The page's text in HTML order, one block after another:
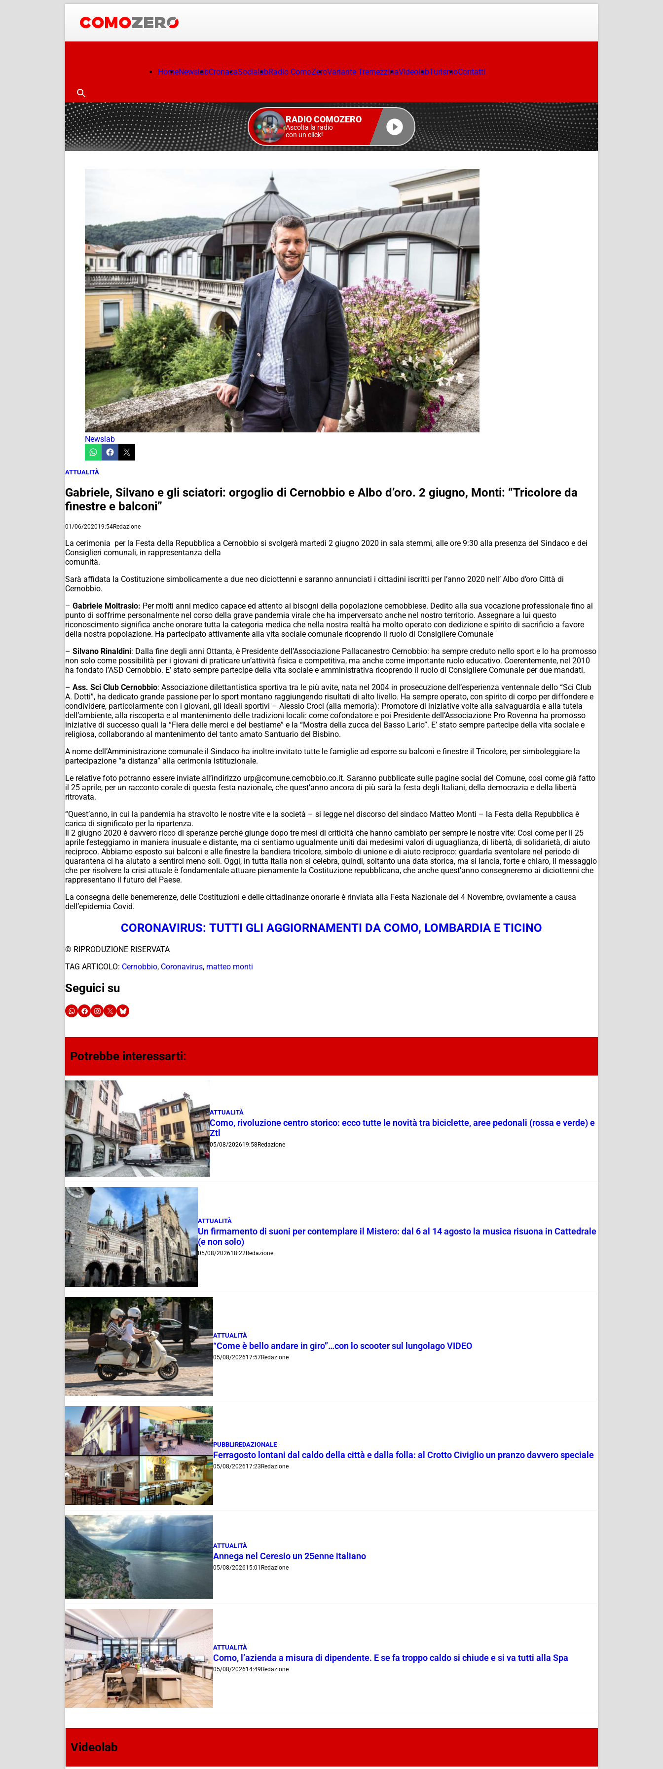
HomeNewslabCronacaSocialabRadio ComoZeroVariante TremezzinaVideolabTurismoContatti
RADIO COMOZERO
Ascolta la radio
con un click!
Newslab
ATTUALITÀ
Gabriele, Silvano e gli sciatori: orgoglio di Cernobbio e Albo d’oro. 2 giugno, Monti: “Tricolore da
finestre e balconi”
01/06/202019:54Redazione
La cerimonia per la Festa della Repubblica a Cernobbio si svolgerà martedì 2 giugno 2020 in sala stemmi, alle ore 9:30 alla presenza del Sindaco e dei
Consiglieri comunali, in rappresentanza della
comunità.
Sarà affidata la Costituzione simbolicamente a due neo diciottenni e saranno annunciati i cittadini iscritti per l’anno 2020 nell’ Albo d’oro Città di
Cernobbio.
– Gabriele Moltrasio: Per molti anni medico capace ed attento ai bisogni della popolazione cernobbiese. Dedito alla sua vocazione professionale fino al
punto di soffrirne personalmente nel corso della grave pandemia virale che ha imperversato anche nel nostro territorio. Assegnare a lui questo
riconoscimento significa anche onorare tutta la categoria medica che nella nostra realtà ha molto operato con dedizione e spirito di sacrificio a favore
della nostra popolazione. Ha partecipato attivamente alla vita sociale comunale ricoprendo il ruolo di Consigliere Comunale
– Silvano Rinaldini: Dalla fine degli anni Ottanta, è Presidente dell’Associazione Pallacanestro Cernobbio: ha sempre creduto nello sport e lo ha promosso
non solo come possibilità per i giovani di praticare un’attività fisica e competitiva, ma anche come importante ruolo educativo. Coerentemente, nel 2010
ha fondato l’ASD Cernobbio. E’ stato sempre partecipe della vita sociale e amministrativa ricoprendo il ruolo di Consigliere Comunale per due mandati.
– Ass. Sci Club Cernobbio: Associazione dilettantistica sportiva tra le più avite, nata nel 2004 in prosecuzione dell’esperienza ventennale dello “Sci Club
A. Dotti”, ha dedicato grande passione per lo sport montano raggiungendo risultati di alto livello. Ha sempre operato, con spirito di corpo per diffondere e
condividere, particolarmente con i giovani, gli ideali sportivi – Alessio Croci (alla memoria): Promotore di iniziative volte alla salvaguardia e alla tutela
dell’ambiente, alla riscoperta e al mantenimento delle tradizioni locali: come cofondatore e poi Presidente dell’Associazione Pro Rovenna ha promosso
iniziative di successo quali la “Fiera delle merci e del bestiame” e la “Mostra della zucca del Basso Lario”. E’ stato sempre partecipe della vita sociale e
religiosa, collaborando al mantenimento del tanto amato Santuario del Bisbino.
A nome dell’Amministrazione comunale il Sindaco ha inoltre invitato tutte le famiglie ad esporre su balconi e finestre il Tricolore, per simboleggiare la
partecipazione “a distanza” alla cerimonia istituzionale.
Le relative foto potranno essere inviate all’indirizzo urp@comune.cernobbio.co.it. Saranno pubblicate sulle pagine social del Comune, così come già fatto
il 25 aprile, per un racconto corale di questa festa nazionale, che quest’anno ancora di più sarà la festa degli Italiani, della democrazia e della libertà
ritrovata.
“Quest’anno, in cui la pandemia ha stravolto le nostre vite e la società – si legge nel discorso del sindaco Matteo Monti – la Festa della Repubblica è
carica di significato per la ripartenza.
Il 2 giugno 2020 è davvero ricco di speranze perché giunge dopo tre mesi di criticità che hanno cambiato per sempre le nostre vite: Così come per il 25
aprile festeggiamo in maniera inusuale e distante, ma ci sentiamo ugualmente uniti dai medesimi valori di uguaglianza, di libertà, di solidarietà, di aiuto
reciproco. Abbiamo esposto sui balconi e alle finestre la bandiera tricolore, simbolo di unione e di aiuto reciproco: guardarla sventolare nel periodo di
quarantena ci ha aiutato a sentirci meno soli. Oggi, in tutta Italia non si celebra, quindi, soltanto una data storica, ma si lancia, forte e chiaro, il messaggio
che per risolvere la crisi attuale è fondamentale attuare pienamente la Costituzione repubblicana, che anche quest’anno consegneremo ai diciottenni che
rappresentano il futuro del Paese.
La consegna delle benemerenze, delle Costituzioni e delle cittadinanze onorarie è rinviata alla Festa Nazionale del 4 Novembre, ovviamente a causa
dell’epidemia Covid.
CORONAVIRUS: TUTTI GLI AGGIORNAMENTI DA COMO, LOMBARDIA E TICINO
© RIPRODUZIONE RISERVATA
TAG ARTICOLO: Cernobbio, Coronavirus, matteo monti
Seguici su
Potrebbe interessarti:
ATTUALITÀ
Como, rivoluzione centro storico: ecco tutte le novità tra biciclette, aree pedonali (rossa e verde) e
Ztl
05/08/202619:58 Redazione
ATTUALITÀ
Un firmamento di suoni per contemplare il Mistero: dal 6 al 14 agosto la musica risuona in Cattedrale
(e non solo)
05/08/202618:22Redazione
ATTUALITÀ
“Come è bello andare in giro”…con lo scooter sul lungolago VIDEO
05/08/202617:57Redazione
PUBBLIREDAZIONALE
Ferragosto lontani dal caldo della città e dalla folla: al Crotto Civiglio un pranzo davvero speciale
05/08/202617:23Redazione
ATTUALITÀ
Annega nel Ceresio un 25enne italiano
05/08/202615:01 Redazione
ATTUALITÀ
Como, l’azienda a misura di dipendente. E se fa troppo caldo si chiude e si va tutti alla Spa
05/08/202614:49Redazione
Videolab